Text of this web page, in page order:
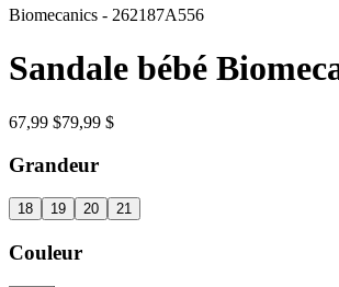
Biomecanics - 262187A556
Sandale bébé
67,99 $79,99 $
Grandeur
18 19 20 21
Couleur